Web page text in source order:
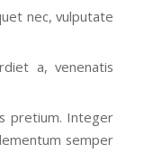
nec, vulputate
a, venenatis
pretium. Integer
semper